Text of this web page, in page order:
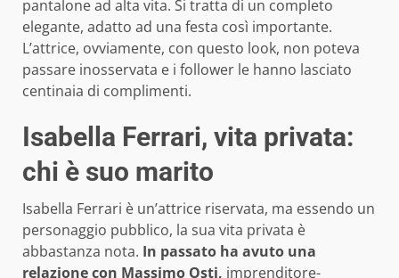
pantalone ad alta vita. Si tratta di un completo
elegante, adatto ad una festa così importante.
L’attrice, ovviamente, con questo look, non poteva
passare inosservata e i follower le hanno lasciato
centinaia di complimenti.
Isabella Ferrari, vita privata:
chi è suo marito
Isabella Ferrari è un’attrice riservata, ma essendo un
personaggio pubblico, la sua vita privata è
abbastanza nota. In passato ha avuto una
relazione con Massimo Osti, imprenditore-